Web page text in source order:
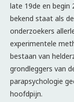
late 19de en begin
bekend staat als
onderzoekers
experimentele
bestaan van
grondleggers van
parapsychologie
hoofdpijn.